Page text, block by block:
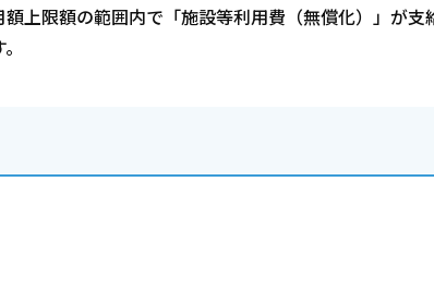
上限額の範囲内で「施設等利用費（無償化）」が支